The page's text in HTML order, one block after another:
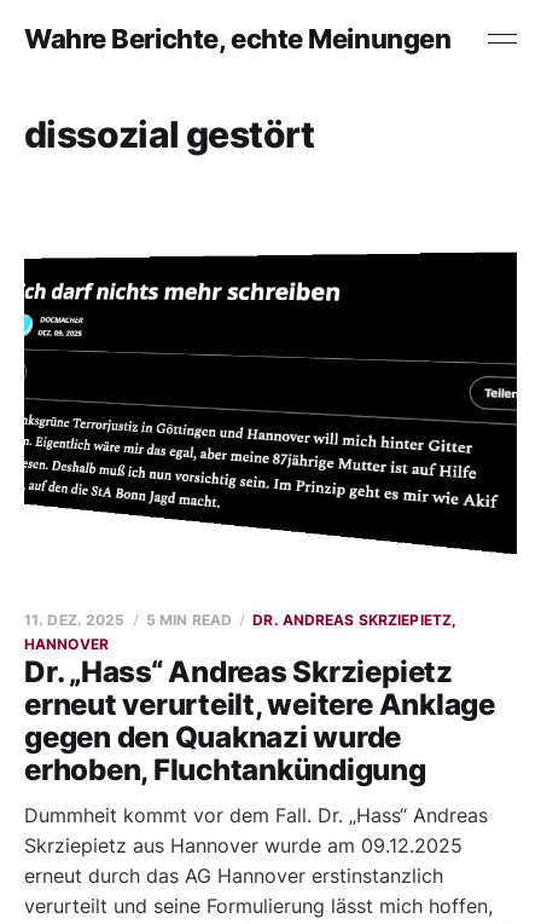
Wahre Berichte, echte Meinungen
dissozial gestört
Dr. „Hass“ Andreas Skrziepietz
erneut verurteilt, weitere Anklage
gegen den Quaknazi wurde
erhoben, Fluchtankündigung
11. DEZ. 2025 5 MIN READ
DR. ANDREAS SKRZIEPIETZ,
HANNOVER
Dummheit kommt vor dem Fall. Dr. „Hass“ Andreas
Skrziepietz aus Hannover wurde am 09.12.2025
erneut durch das AG Hannover erstinstanzlich
verurteilt und seine Formulierung lässt mich hoffen,